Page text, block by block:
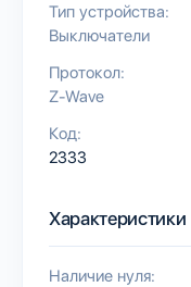
Тип устройства:
Выключатели
Протокол:
Z-Wave
Код:
2333
Характеристики
Наличие нуля: